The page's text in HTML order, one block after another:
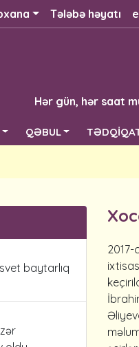
Tələbə həyatı
Hər gün, hər saat
QƏBUL
baytarlıq
2017-